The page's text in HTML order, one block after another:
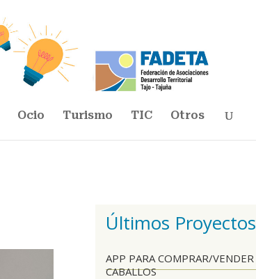
Ocio Turismo TIC Otros
Últimos Proyectos
APP PARA COMPRAR/VENDER
CABALLOS